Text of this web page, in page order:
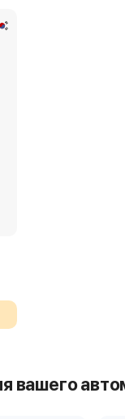
вашего